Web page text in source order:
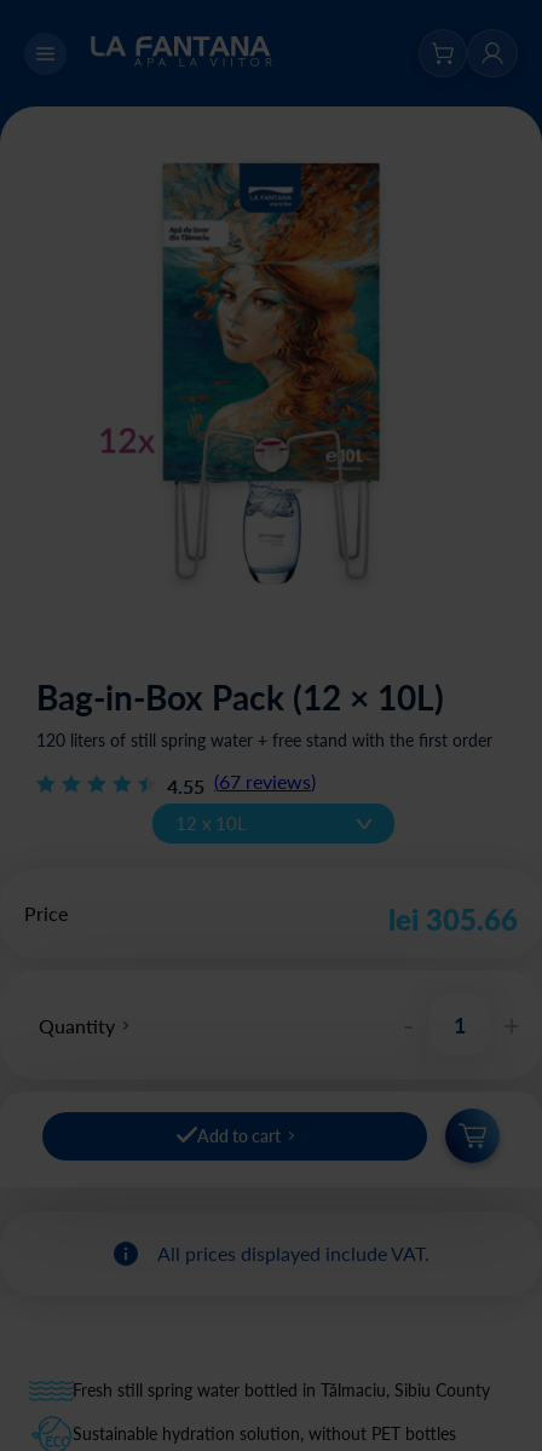
Bag-in-Box Pack (12 × 10L)
120 liters of still spring water + free stand with the first order
4.55 (67 reviews)
v
12 x 10L
Quantity
Price lei 305.66
Add to cart
All prices displayed include VAT.
Fresh still spring water bottled in Tălmaciu, Sibiu County
Sustainable hydration solution, without PET bottles